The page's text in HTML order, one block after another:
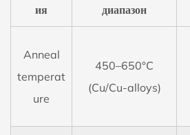
ия
диапазон
Аnneal
temperat
ure
450–650°С
(Cu/Cu-alloys)